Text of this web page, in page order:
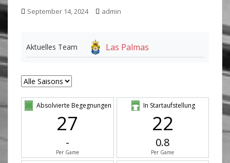
c
n
t
e
n
t
September 14, 2024 admin
Aktuelles Team Las Palmas
Absolvierte Begegnungen
27
-
Per Game
In Startaufstellung
22
0.8
Per Game